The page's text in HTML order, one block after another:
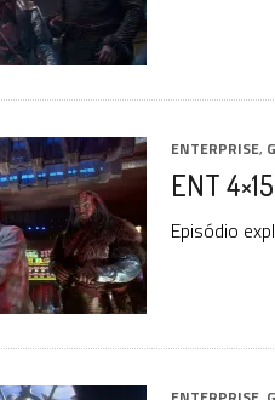
ENTERPRISE,
ENT
Episódio